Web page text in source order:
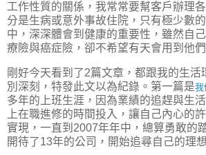
工作性質的關係，我常常要幫客戶辦理
分是生病或意外事故住院，只有極少數
中，深深體會到健康的重要性，雖然自
療險與癌症險，卻不希望有天會用到他們
剛好今天看到了2篇文章，都跟我的生活
別深刻，特發此文以為紀錄。第一篇是我
多年的上班生涯，因為業績的追趕與生
上在職進修的時間投入，讓自己內心的
實現，一直到2007年年中，總算勇敢的
開待了13年的公司，開始追尋自己的理